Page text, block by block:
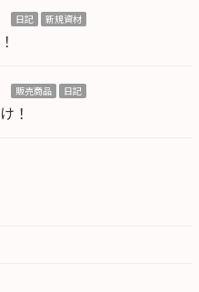
日記 新規資材
販売商品 日記
！